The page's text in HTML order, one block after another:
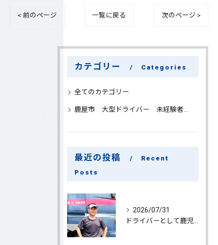
< 前のページ 一覧に戻る 次のページ >
カテゴリー Categories
全てのカテゴリー
鹿屋市 大型ドライバー 未経験者 大募集
最近の投稿
Recent
Posts
2026/07/31